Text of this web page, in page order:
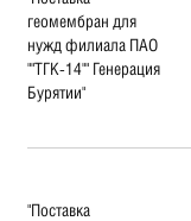
геомембран для
нужд филиала ПАО
""ТГК-14"" Генерация
Бурятии"
"Поставка